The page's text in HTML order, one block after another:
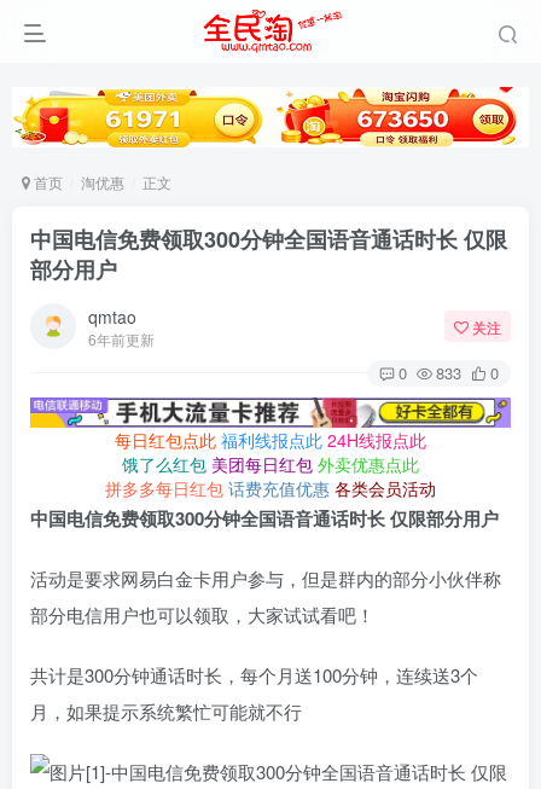
首页 淘优惠 正文
中国电信免费领取300分钟全国语音通话时长 仅限
部分用户
qmtao
6年前更新
关注
0 833 0
每日红包点此 福利线报点此 24H线报点此
饿了么红包 美团每日红包 外卖优惠点此
拼多多每日红包 话费充值优惠 各类会员活动
中国电信免费领取300分钟全国语音通话时长 仅限部分用户
活动是要求网易白金卡用户参与，但是群内的部分小伙伴称
部分电信用户也可以领取，大家试试看吧！
共计是300分钟通话时长，每个月送100分钟，连续送3个
月，如果提示系统繁忙可能就不行